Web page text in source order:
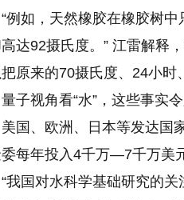
“例如，天然橡胶在橡胶树
达92摄氏度。” 江雷解释
原来的70摄氏度、24小时
量子视角看“水”，这些事实
国、欧洲、日本等发达国
每年投入4千万—7千万美
“我国对水科学基础研究的